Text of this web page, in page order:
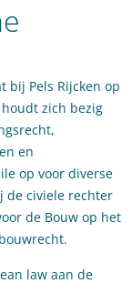
bij Pels Rijcken op
zich bezig
en
op voor diverse
de civiele rechter
de Bouw op het
law aan de